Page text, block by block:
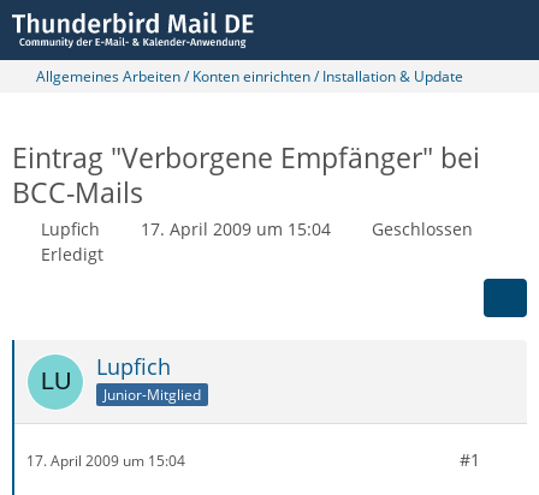
Allgemeines Arbeiten / Konten einrichten / Installation & Update
Eintrag "Verborgene Empfänger" bei
BCC-Mails
Lupfich 17. April 2009 um 15:04
Geschlossen
Erledigt
Lupfich
Junior-Mitglied
17. April 2009 um 15:04 #1